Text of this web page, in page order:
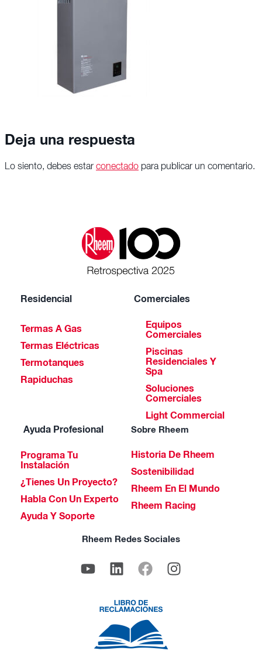
Deja una respuesta
Lo siento, debes estar conectado para publicar un comentario.
Residencial
Termas A Gas
Termas Eléctricas
Termotanques
Rapiduchas
Comerciales
Equipos
Comerciales
Piscinas
Residenciales Y
Spa
Soluciones
Comerciales
Light Commercial
Ayuda Profesional
Programa Tu
Instalación
¿Tienes Un Proyecto?
Habla Con Un Experto
Ayuda Y Soporte
Sobre Rheem
Historia De Rheem
Sostenibilidad
Rheem En El Mundo
Rheem Racing
Rheem Redes Sociales